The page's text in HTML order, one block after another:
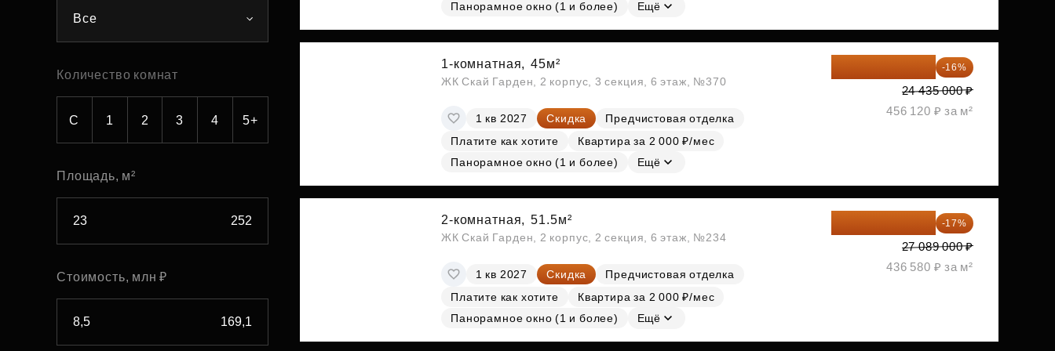
Рефинансирование
Субсидии
Все
Количество комнат
С 1 2 3 4 5+
Площадь, м²
Стоимость, млн ₽
Панорамное окно (1 и более)
Ещё
1-комнатная, 45м²
ЖК Скай Гарден, 2 корпус, 3 секция, 6 этаж, №370
1 кв 2027 Скидка
Предчистовая отделка
Платите как хотите
Квартира за 2 000 ₽/мес
Панорамное окно (1 и более)
Ещё
-16%
24 435 000 ₽
456 120 ₽ за м²
2-комнатная, 51.5м²
ЖК Скай Гарден, 2 корпус, 2 секция, 6 этаж, №234
1 кв 2027 Скидка
Предчистовая отделка
Платите как хотите
Квартира за 2 000 ₽/мес
Панорамное окно (1 и более)
Ещё
-17%
27 089 000 ₽
436 580 ₽ за м²